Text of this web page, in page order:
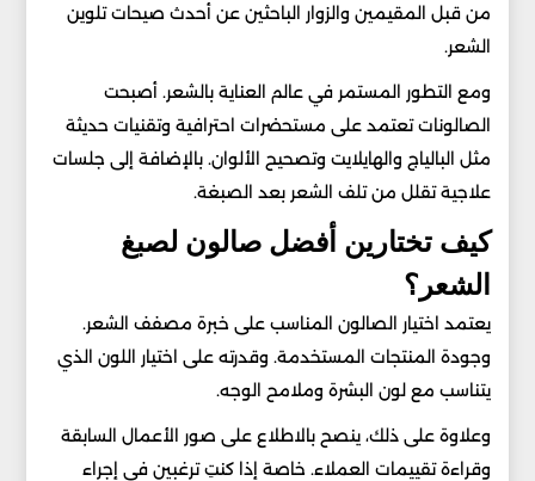
من قبل المقيمين والزوار الباحثين عن أحدث صيحات تلوين
الشعر.
ومع التطور المستمر في عالم العناية بالشعر. أصبحت
الصالونات تعتمد على مستحضرات احترافية وتقنيات حديثة
مثل البالياج والهايلايت وتصحيح الألوان. بالإضافة إلى جلسات
علاجية تقلل من تلف الشعر بعد الصبغة.
كيف تختارين أفضل صالون لصبغ
الشعر؟
يعتمد اختيار الصالون المناسب على خبرة مصفف الشعر.
وجودة المنتجات المستخدمة. وقدرته على اختيار اللون الذي
يتناسب مع لون البشرة وملامح الوجه.
وعلاوة على ذلك، ينصح بالاطلاع على صور الأعمال السابقة
وقراءة تقييمات العملاء. خاصة إذا كنتِ ترغبين في إجراء